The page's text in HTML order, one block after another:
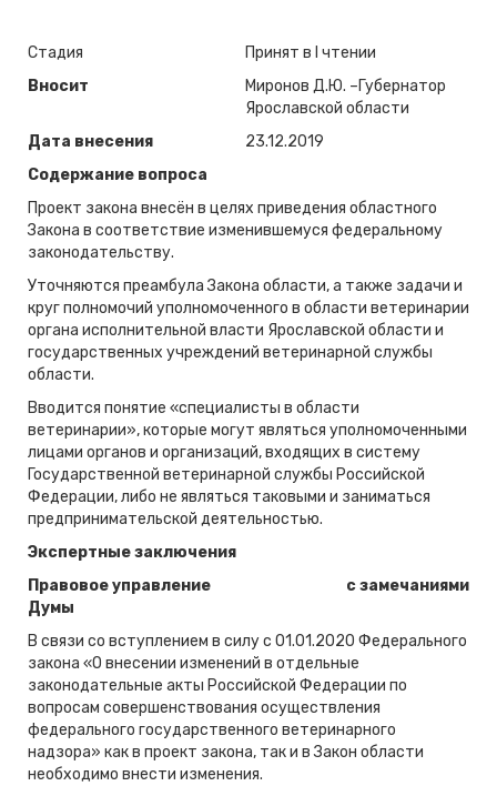
Стадия
Принят в I чтении
Вносит
Миронов Д.Ю. –Губернатор
Ярославской области
Дата внесения
23.12.2019
Содержание вопроса
Проект закона внесён в целях приведения областного
Закона в соответствие изменившемуся федеральному
законодательству.
Уточняются преамбула Закона области, а также задачи и
круг полномочий уполномоченного в области ветеринарии
органа исполнительной власти Ярославской области и
государственных учреждений ветеринарной службы
области.
Вводится понятие «специалисты в области
ветеринарии», которые могут являться уполномоченными
лицами органов и организаций, входящих в систему
Государственной ветеринарной службы Российской
Федерации, либо не являться таковыми и заниматься
предпринимательской деятельностью.
Экспертные заключения
Правовое управление
Думы
с замечаниями
В связи со вступлением в силу с 01.01.2020 Федерального
закона «О внесении изменений в отдельные
законодательные акты Российской Федерации по
вопросам совершенствования осуществления
федерального государственного ветеринарного
надзора» как в проект закона, так и в Закон области
необходимо внести изменения.